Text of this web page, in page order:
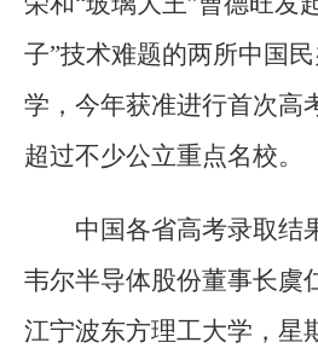
子”技术难题的两所中国
学，今年获准进行首次高
超过不少公立重点名校。
中国各省高考录取结
韦尔半导体股份董事长虞
江宁波东方理工大学，星